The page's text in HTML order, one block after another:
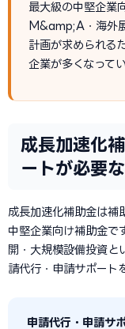
最大級の中堅企業
M&amp;A・海外
計画が求められる
企業が多くなってい
成長加速化
ートが必要
成長加速化補助金は補
中堅企業向け補助金
開・大規模設備投資と
請代行・申請サポート
申請代行・申請サ